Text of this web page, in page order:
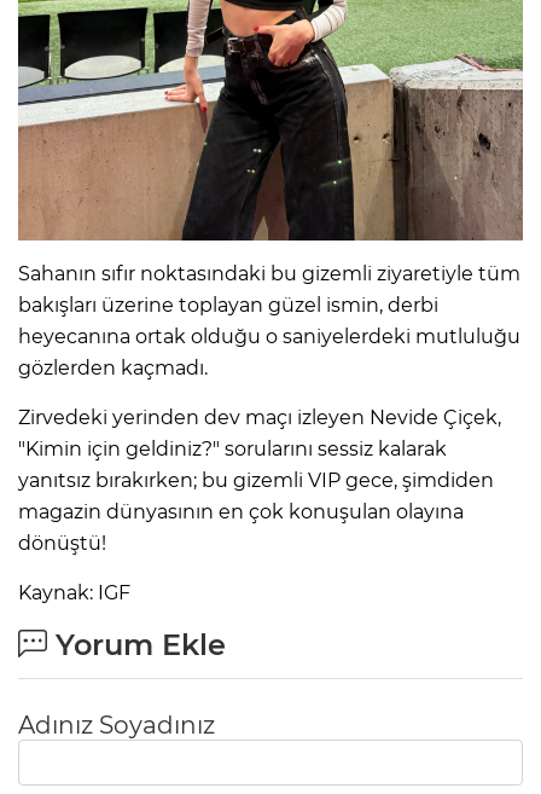
Sahanın sıfır noktasındaki bu gizemli ziyaretiyle tüm
bakışları üzerine toplayan güzel ismin, derbi
heyecanına ortak olduğu o saniyelerdeki mutluluğu
gözlerden kaçmadı.
Zirvedeki yerinden dev maçı izleyen Nevide Çiçek,
"Kimin için geldiniz?" sorularını sessiz kalarak
yanıtsız bırakırken; bu gizemli VIP gece, şimdiden
magazin dünyasının en çok konuşulan olayına
dönüştü!
Kaynak: IGF
Yorum Ekle
Adınız Soyadınız